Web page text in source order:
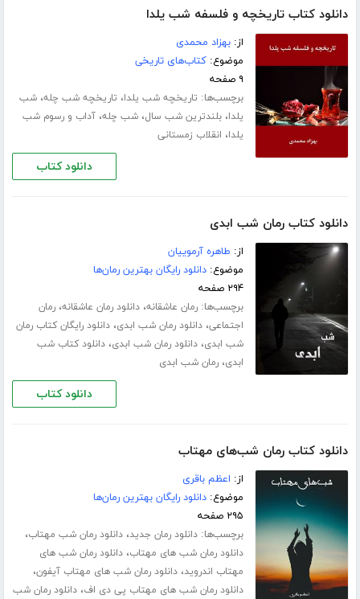
دانلود کتاب تاریخچه و فلسفه شب یلدا
از:بهزاد محمدی
موضوع:کتاب‌های تاریخی
۹ صفحه
برچسب‌ها: تاریخچه شب یلدا، تاریخچه شب چله،شب
یلدا،بلندترین شب سال،شب چله،آداب و رسوم شب
یلدا، انقلاب زمستانی
دانلود کتاب
دانلود کتاب رمان شب ابدی
از: طاهره آرموییان
موضوع:دانلود رایگان بهترین رمان‌ها
۲۹۴ صفحه
برچسب‌ها:رمان عاشقانه،دانلود رمان عاشقانه،رمان
اجتماعی،دانلود رمان شب ابدی،دانلود رایگان کتاب رمان
شب ابدی،دانلود رمان شب ابدی،دانلود کتاب شب
ابدی،رمان شب ابدی
دانلود کتاب
دانلود کتاب رمان شب‌های مهتاب
از: اعظم باقری
موضوع:دانلود رایگان بهترین رمان‌ها
۲۹۵ صفحه
برچسب‌ها:دانلود رمان جدید،دانلود رمان شب مهتاب،
دانلود رمان شب های مهتاب،دانلود رمان شب های
مهتاب اندروید،دانلود رمان شب های مهتاب آیفون،
دانلود رمان شب های مهتاب پی دی اف،دانلود رمان شب